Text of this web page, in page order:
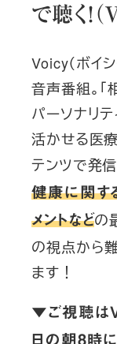
で聴く！
Voicy（ボイ
音声番組。
パーソナリ
活かせる医
テンツで発信
健康に関す
メントなどの
の視点から
ます！
▼ご視聴は
日の朝8時